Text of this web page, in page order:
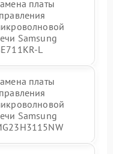
платы
Samsung
L
платы
Samsung